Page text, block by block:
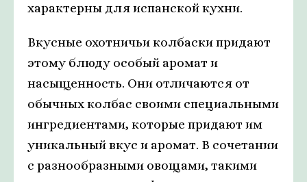
характерны для испанской кухни.
Вкусные охотничьи колбаски придают
этому блюду особый аромат и
насыщенность. Они отличаются от
обычных колбас своими специальными
ингредиентами, которые придают им
уникальный вкус и аромат. В сочетании
с разнообразными овощами, такими